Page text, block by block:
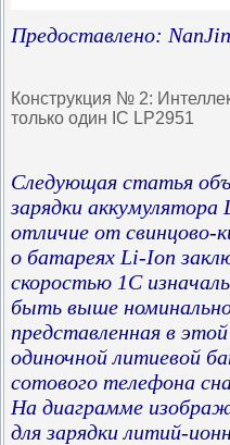
Предоставлено:
Конструкция № 2:
только один IC LP2951
Следующая статья
зарядки
отличие от свинцово-
о батареях Li-Ion
скоростью 1С
быть выше
представленная в
одиночной литиевой
сотового телефона
На диаграмме
для зарядки литий-